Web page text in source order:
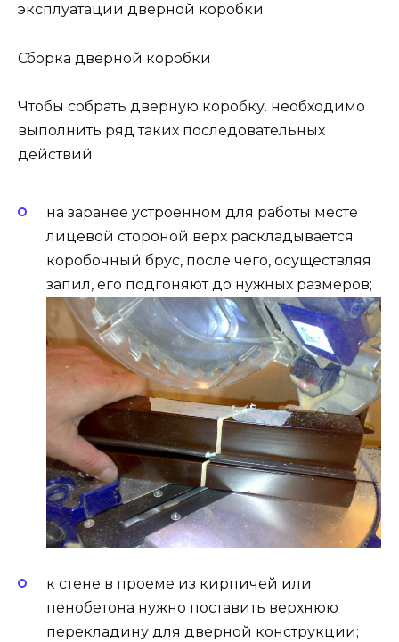
эксплуатации дверной коробки.
Сборка дверной коробки
Чтобы собрать дверную коробку. необходимо
выполнить ряд таких последовательных
действий:
на заранее устроенном для работы месте
лицевой стороной верх раскладывается
коробочный брус, после чего, осуществляя
запил, его подгоняют до нужных размеров;
к стене в проеме из кирпичей или
пенобетона нужно поставить верхнюю
перекладину для дверной конструкции;